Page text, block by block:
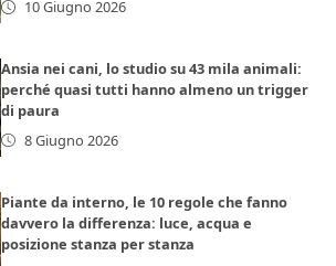
10 Giugno 2026
Ansia nei cani, lo studio su 43 mila animali:
perché quasi tutti hanno almeno un trigger
di paura
8 Giugno 2026
Piante da interno, le 10 regole che fanno
davvero la differenza: luce, acqua e
posizione stanza per stanza